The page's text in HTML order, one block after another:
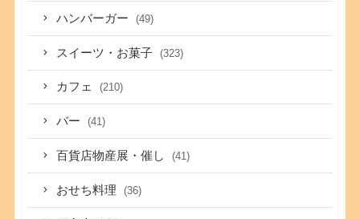
ハンバーガー (49)
スイーツ・お菓子 (323)
カフェ (210)
バー (41)
百貨店物産展・催し (41)
おせち料理 (36)